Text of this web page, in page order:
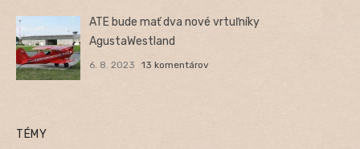
ATE bude mať dva nové vrtuľníky
AgustaWestland
6. 8. 2023 13 komentárov
TÉMY